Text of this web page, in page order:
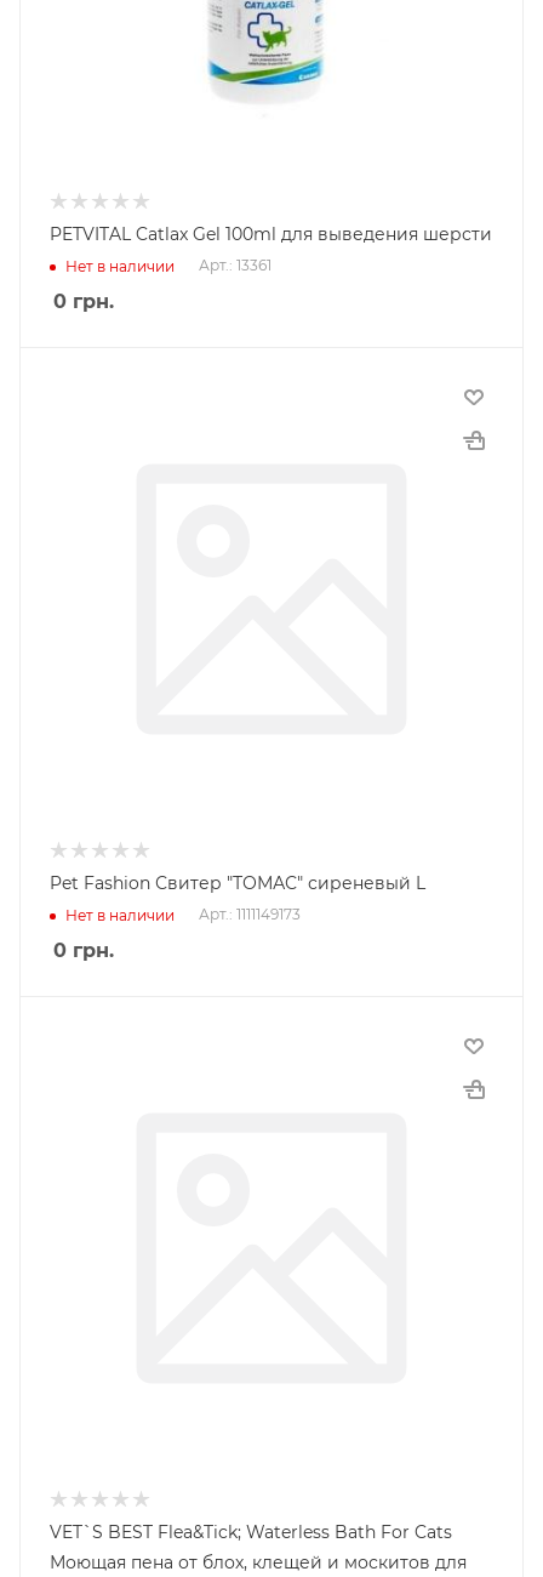
PETVITAL Catlax Gel 100ml для выведения шерсти
Нет в наличии Арт.: 13361
0 грн.
Pet Fashion Свитер "ТОМАС" сиреневый L
Нет в наличии Арт.: 1111149173
0 грн.
VET`S BEST Flea&Tick; Waterless Bath For Cats
Моющая пена от блох, клещей и москитов для